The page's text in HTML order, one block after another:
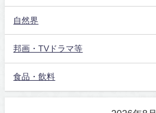
自然界
邦画・TVドラマ等
食品・飲料